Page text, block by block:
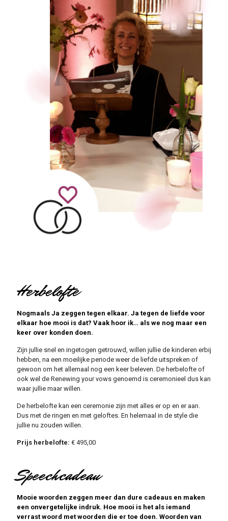
Herbelofte
Nogmaals Ja zeggen tegen elkaar. Ja tegen de liefde voor
elkaar hoe mooi is dat? Vaak hoor ik… als we nog maar een
keer over konden doen.
Zijn jullie snel en ingetogen getrouwd, willen jullie de kinderen erbij
hebben, na een moeilijke periode weer de liefde uitspreken of
gewoon om het allemaal nog een keer beleven. De herbelofte of
ook wel de Renewing your vows genoemd is ceremonieel dus kan
waar jullie maar willen.
De herbelofte kan een ceremonie zijn met alles er op en er aan.
Dus met de ringen en met geloftes. En helemaal in de style die
jullie nu zouden willen.
Prijs herbelofte: € 495,00
Speechcadeau
Mooie woorden zeggen meer dan dure cadeaus en maken
een onvergetelijke indruk. Hoe mooi is het als iemand
verrast woord met woorden die er toe doen. Woorden van